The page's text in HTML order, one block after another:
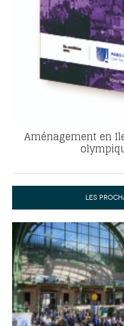
Aménagement en
LES